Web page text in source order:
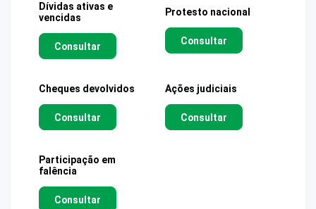
Dívidas ativas e
vencidas
Consultar
Protesto nacional
Consultar
Cheques devolvidos
Consultar
Ações judiciais
Consultar
Participação em
falência
Consultar